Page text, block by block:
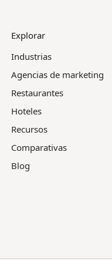
Explorar
Industrias
Agencias de marketing
Restaurantes
Hoteles
Recursos
Comparativas
Blog